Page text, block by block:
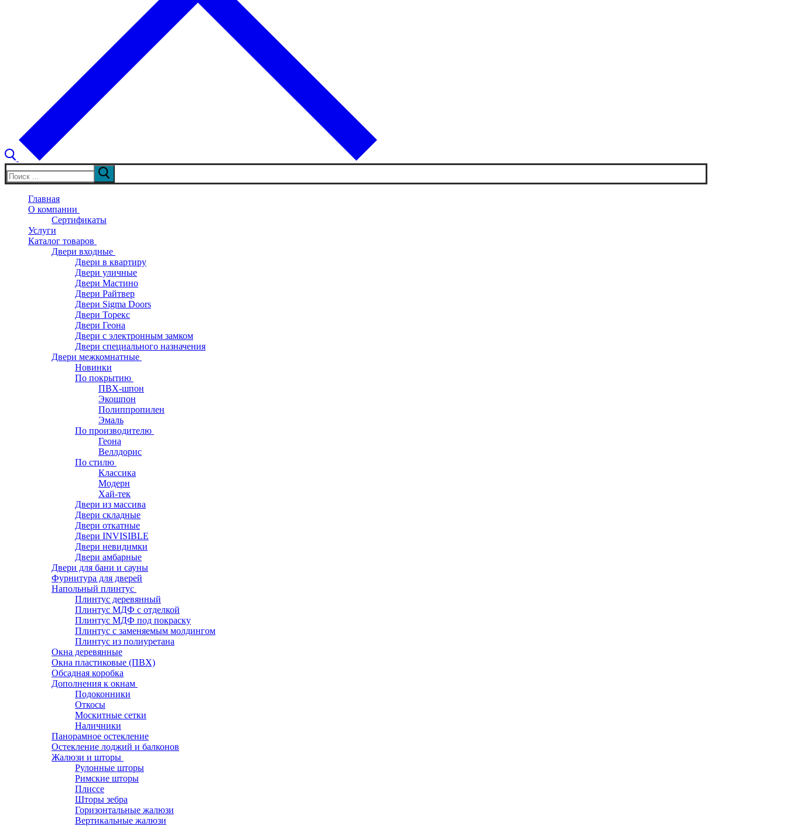
Искать:
Главная
О компании
Сертификаты
Услуги
Каталог товаров
Двери входные
Двери в квартиру
Двери уличные
Двери Мастино
Двери Райтвер
Двери Sigma Doors
Двери Торекс
Двери Геона
Двери с электронным замком
Двери специального назначения
Двери межкомнатные
Новинки
По покрытию
ПВХ-шпон
Экошпон
Полиппропилен
Эмаль
По производителю
Геона
Веллдорис
По стилю
Классика
Модерн
Хай-тек
Двери из массива
Двери складные
Двери откатные
Двери INVISIBLE
Двери невидимки
Двери амбарные
Двери для бани и сауны
Фурнитура для дверей
Напольный плинтус
Плинтус деревянный
Плинтус МДФ с отделкой
Плинтус МДФ под покраску
Плинтус с заменяемым молдингом
Плинтус из полиуретана
Окна деревянные
Окна пластиковые (ПВХ)
Обсадная коробка
Дополнения к окнам
Подоконники
Откосы
Москитные сетки
Наличники
Панорамное остекление
Остекление лоджий и балконов
Жалюзи и шторы
Рулонные шторы
Римские шторы
Плиссе
Шторы зебра
Горизонтальные жалюзи
Вертикальные жалюзи